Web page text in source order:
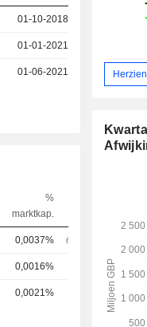
01-10-2018
01-01-2021
01-06-2021
%
marktkap.
0,0037%
0,0016%
0,0021%